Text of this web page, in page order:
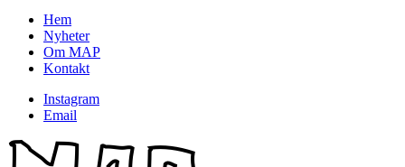
Hem
Nyheter
Om MAP
Kontakt
Instagram
Email